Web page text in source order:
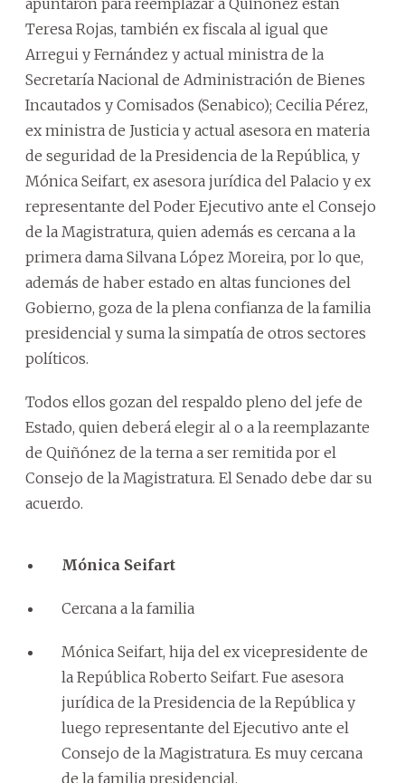
Teresa Rojas, también ex fiscala al igual que
Arregui y Fernández y actual ministra de la
Secretaría Nacional de Administración de Bienes
Incautados y Comisados (Senabico); Cecilia Pérez,
ex ministra de Justicia y actual asesora en materia
de seguridad de la Presidencia de la República, y
Mónica Seifart, ex asesora jurídica del Palacio y ex
representante del Poder Ejecutivo ante el Consejo
de la Magistratura, quien además es cercana a la
primera dama Silvana López Moreira, por lo que,
además de haber estado en altas funciones del
Gobierno, goza de la plena confianza de la familia
presidencial y suma la simpatía de otros sectores
políticos.
Todos ellos gozan del respaldo pleno del jefe de
Estado, quien deberá elegir al o a la reemplazante
de Quiñónez de la terna a ser remitida por el
Consejo de la Magistratura. El Senado debe dar su
acuerdo.
Mónica Seifart
Cercana a la familia
Mónica Seifart, hija del ex vicepresidente de
la República Roberto Seifart. Fue asesora
jurídica de la Presidencia de la República y
luego representante del Ejecutivo ante el
Consejo de la Magistratura. Es muy cercana
de la familia presidencial.